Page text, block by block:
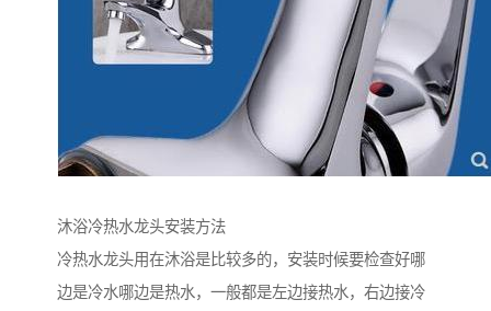
沐浴冷热水龙头安装方法
冷热水龙头用在沐浴是比较多的，安装时候要检查好哪
边是冷水哪边是热水，一般都是左边接热水，右边接冷